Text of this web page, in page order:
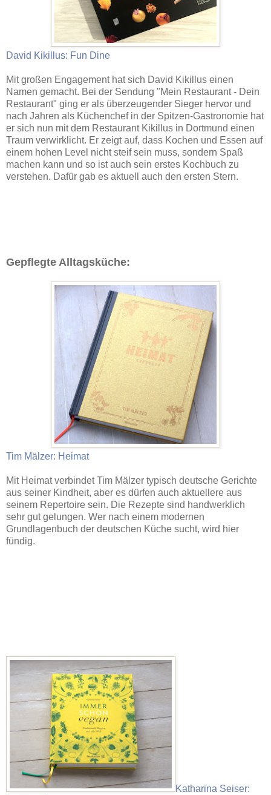
David Kikillus: Fun Dine
Mit großen Engagement hat sich David Kikillus einen
Namen gemacht. Bei der Sendung "Mein Restaurant - Dein
Restaurant" ging er als überzeugender Sieger hervor und
nach Jahren als Küchenchef in der Spitzen-Gastronomie hat
er sich nun mit dem Restaurant Kikillus in Dortmund einen
Traum verwirklicht. Er zeigt auf, dass Kochen und Essen auf
einem hohen Level nicht steif sein muss, sondern Spaß
machen kann und so ist auch sein erstes Kochbuch zu
verstehen. Dafür gab es aktuell auch den ersten Stern.
Gepflegte Alltagsküche:
Tim Mälzer: Heimat
Mit Heimat verbindet Tim Mälzer typisch deutsche Gerichte
aus seiner Kindheit, aber es dürfen auch aktuellere aus
seinem Repertoire sein. Die Rezepte sind handwerklich
sehr gut gelungen. Wer nach einem modernen
Grundlagenbuch der deutschen Küche sucht, wird hier
fündig.
Katharina Seiser: